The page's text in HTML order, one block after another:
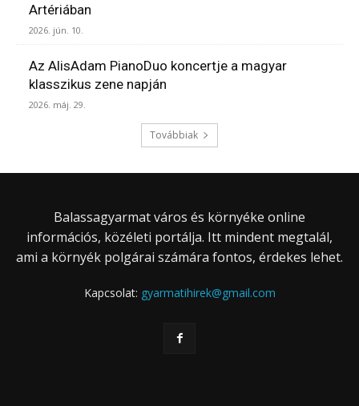
Artériában
2026. jún. 10.
Az AlisAdam PianoDuo koncertje a magyar
klasszikus zene napján
2026. máj. 29.
Továbbiak
Balassagyarmat város és környéke online
információs, közéleti portálja. Itt mindent megtalál,
ami a környék polgárai számára fontos, érdekes lehet.
Kapcsolat: gyarmatihirek@gmail.com